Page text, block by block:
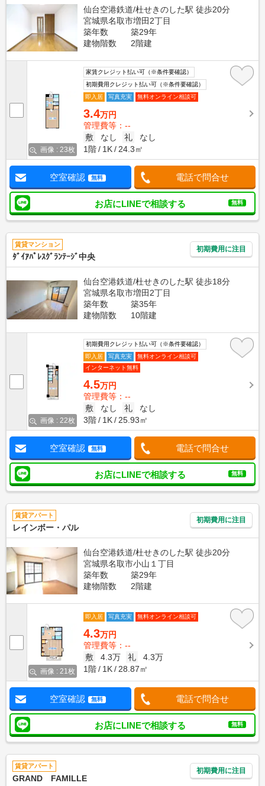
仙台空港鉄道/杜せきのした駅 徒歩20分
宮城県名取市増田2丁目
築年数
築29年
建物階数
2階建
画像 : 23枚
家賃クレジット払い可（※条件要確認）
初期費用クレジット払い可（※条件要確認）
即入居
写真充実 無料オンライン相談可
3.4万円
管理費等：--
敷
なし 礼
なし
1階
1K 24.3㎡
空室確認 無料 電話で問合せ
お店にLINEで相談する 無料
賃貸マンション
ﾀﾞｲｱﾊﾟﾚｽｸﾞﾗﾝﾃｰｼﾞ中央
初期費用に注目
仙台空港鉄道/杜せきのした駅 徒歩18分
宮城県名取市増田2丁目
築年数
築35年
建物階数
10階建
画像 : 22枚
初期費用クレジット払い可（※条件要確認）
即入居
写真充実
無料オンライン相談可
インターネット無料
4.5万円
管理費等：--
敷
なし 礼
なし
3階
1K 25.93㎡
空室確認 無料 電話で問合せ
お店にLINEで相談する 無料
賃貸アパート
レインボー・パル
初期費用に注目
仙台空港鉄道/杜せきのした駅 徒歩20分
宮城県名取市小山１丁目
築年数
築29年
建物階数
2階建
画像 : 21枚
即入居 写真充実 無料オンライン相談可
4.3万円
管理費等：--
敷
4.3万 礼
4.3万
1階
1K 28.87㎡
空室確認 無料 電話で問合せ
お店にLINEで相談する 無料
賃貸アパート
GRAND FAMILLE
初期費用に注目